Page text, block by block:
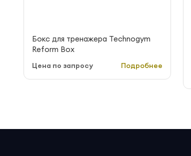
Бокс для тренажера Technogym
Reform Box
Цена по запросу Подробнее